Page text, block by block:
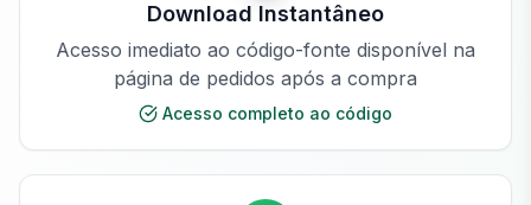
Download Instantâneo
Acesso imediato ao código-fonte disponível na
página de pedidos após a compra
Acesso completo ao código